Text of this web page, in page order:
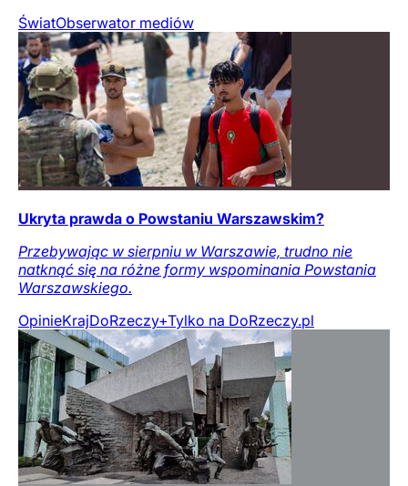
ŚwiatObserwator mediów
Ukryta prawda o Powstaniu Warszawskim?
Przebywając w sierpniu w Warszawie, trudno nie
natknąć się na różne formy wspominania Powstania
Warszawskiego.
OpinieKrajDoRzeczy+Tylko na DoRzeczy.pl